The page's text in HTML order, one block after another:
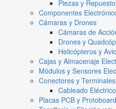
Piezas y
Componentes
Cámaras y Drones
Cámaras de
Drones y
Helicópteros y
Cajas y Almacenaje
Módulos y Sensores
Conectores y Terminales
Cableado Eléctrico
Placas PCB y Protoboard